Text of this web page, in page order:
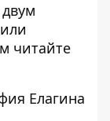
читайте
Елагина